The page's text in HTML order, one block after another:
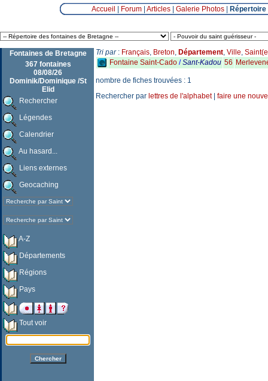
Accueil Forum| Articles| Galerie Photos|
Fontaines de Bretagne
367 fontaines
08/08/26
Dominik/Dominique /St
Elid
Rechercher
Légendes
Calendrier
Au hasard...
Liens externes
Geocaching
A-Z
Départements
Régions
Pays
Tout voir
Tri par: Français, Breton, Département, Ville,
Fontaine Saint-Cado /Sant-Kadou 56
nombre de fiches trouvées : 1
Rechercher par lettres de l'alphabet| faire une